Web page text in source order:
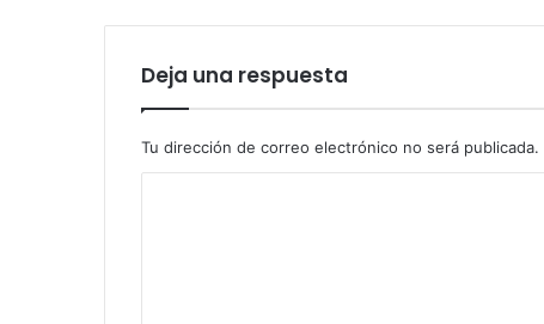
Deja una respuesta
Tu dirección de correo electrónico no será publicada.